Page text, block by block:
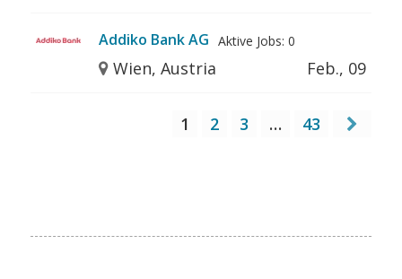
Addiko Bank AG Aktive Jobs: 0
Wien, Austria Feb., 09
1 2 3 … 43